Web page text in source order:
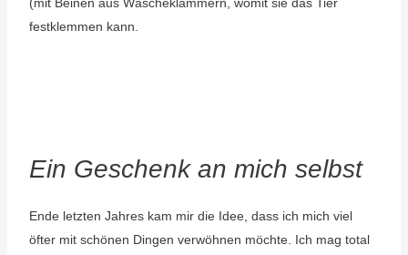
festklemmen kann.
Ein Geschenk an mich selbst
Ende letzten Jahres kam mir die Idee, dass ich mich viel
öfter mit schönen Dingen verwöhnen möchte. Ich mag total